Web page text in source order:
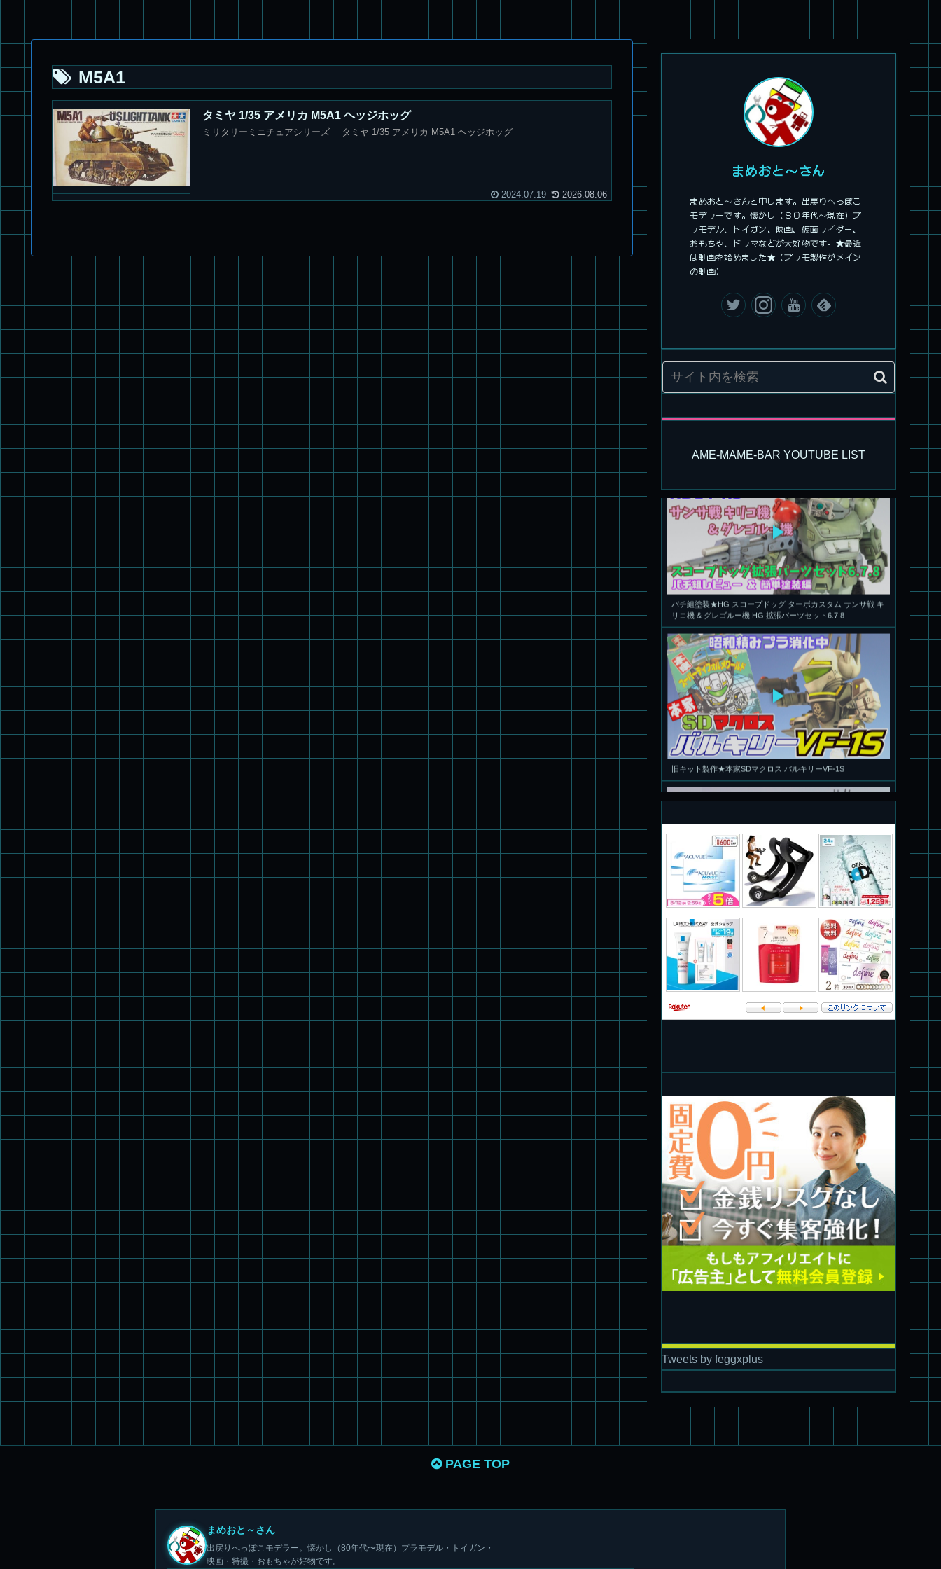
M5A1
タミヤ 1/35 アメリカ M5A1 ヘッジホッグ
ミリタリーミニチュアシリーズ タミヤ 1/35 アメリカ M5A1 ヘッジホッグ
2024.07.19 2026.08.06
まめおと～さん
まめおと～さんと申します。出戻りへっぽこ
モデラーです。懐かし（８０年代～現在）プ
ラモデル、トイガン、映画、仮面ライダー、
おもちゃ、ドラマなどが大好物です。★最近
は動画を始めました★（プラモ製作がメイン
の動画）
AME-MAME-BAR YOUTUBE LIST
旧キット製作★アオシマ ロボダッチ モビルZ
パチ組塗装★モデロイド 1/60 イングラム リアクティブアーマ
旧キット製作★アリイ 1/72 アーマードバルキリー
パチ組塗装★HG スコープドッグ ターボカスタム サンサ戦 キ
リコ機 & グレゴルー機 HG 拡張パーツセット6.7.8
旧キット製作★本家SDマクロス バルキリーVF-1S
パチ組塗装★PLAMAX 1/72 バトロイド・バルキリー VF-1S ロ
イ・フォッカー スペシャル
旧キット製作★アオシマ ロボダッチ モビルタマゴロー
パチ組塗装★バンダイ HG スコープドッグ拡張セット3～5
ブルーティッシュドッグ &
Tweets by feggxplus
PAGE TOP
まめおと～さん
出戻りへっぽこモデラー。懐かし（80年代〜現在）プラモデル・トイガン・
映画・特撮・おもちゃが好物です。